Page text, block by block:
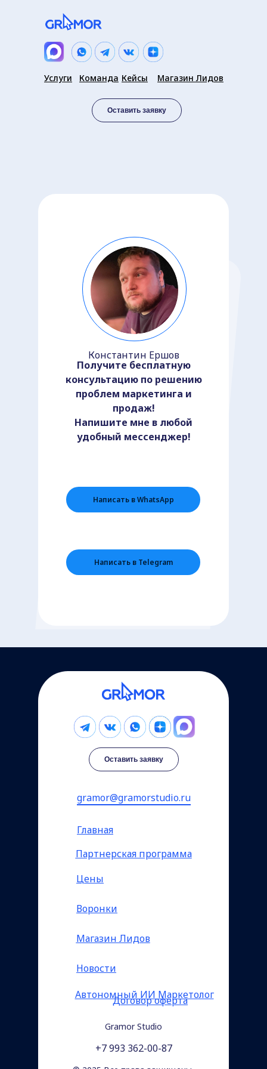
Оставить заявку
Услуги Кейсы Магазин Лидов
Команда
Константин Ершов
Написать в Telegram
Написать в WhatsApp
Получите бесплатную
консультацию по решению
проблем маркетинга и
продаж!
Напишите мне в любой
удобный мессенджер!
gramor@gramorstudio.ru
Gramor Studio
Партнерская программа
Цены
Оставить заявку
Воронки
Магазин Лидов
Новости
Главная
Автономный ИИ Маркетолог
Договор оферта
+7 993 362-00-87